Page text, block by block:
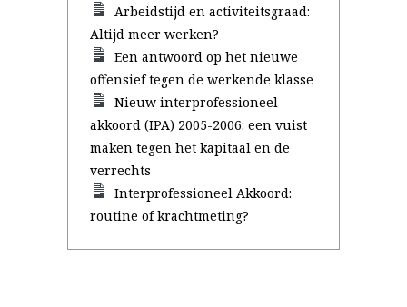
Arbeidstijd en activiteitsgraad:
Altijd meer werken?
Een antwoord op het nieuwe
offensief tegen de werkende klasse
Nieuw interprofessioneel
akkoord (IPA) 2005-2006: een vuist
maken tegen het kapitaal en de
verrechts
Interprofessioneel Akkoord:
routine of krachtmeting?